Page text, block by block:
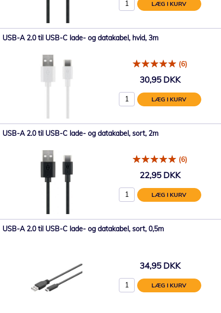
LÆG I KURV
USB-A 2.0 til USB-C lade- og datakabel, hvid, 3m
(6)
30,95 DKK
LÆG I KURV
USB-A 2.0 til USB-C lade- og datakabel, sort, 2m
(6)
22,95 DKK
LÆG I KURV
USB-A 2.0 til USB-C lade- og datakabel, sort, 0,5m
34,95 DKK
LÆG I KURV